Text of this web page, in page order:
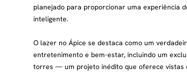
planejado para proporcionar uma experiência
inteligente.
O lazer no Ápice se destaca como um
entretenimento e bem-estar, incluindo um
torres — um projeto inédito que oferece vistas